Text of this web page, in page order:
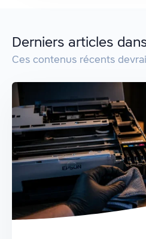
Derniers articles
Ces contenus récents